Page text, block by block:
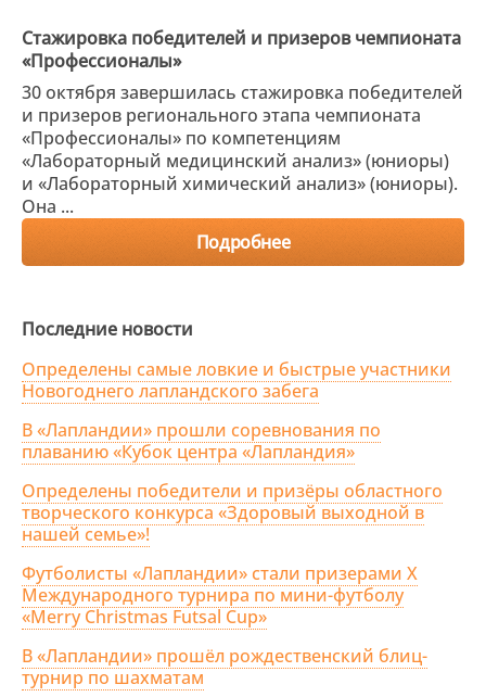
Стажировка победителей и призеров чемпионата
«Профессионалы»
30 октября завершилась стажировка победителей
и призеров регионального этапа чемпионата
«Профессионалы» по компетенциям
«Лабораторный медицинский анализ» (юниоры)
и «Лабораторный химический анализ» (юниоры).
Она ...
Подробнее
Последние новости
Определены самые ловкие и быстрые участники
Новогоднего лапландского забега
В «Лапландии» прошли соревнования по
плаванию «Кубок центра «Лапландия»
Определены победители и призёры областного
творческого конкурса «Здоровый выходной в
нашей семье»!
Футболисты «Лапландии» стали призерами X
Международного турнира по мини-футболу
«Merry Christmas Futsal Cup»
В «Лапландии» прошёл рождественский блиц-
турнир по шахматам